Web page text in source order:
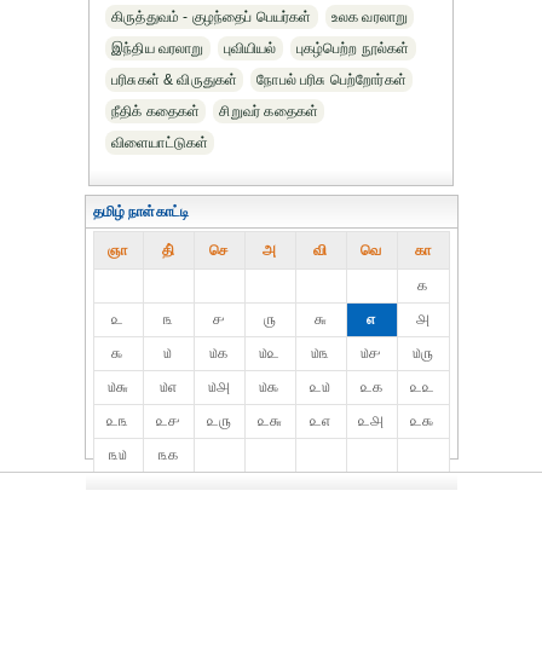
கிருத்துவம் - குழந்தைப் பெயர்கள்
உலக வரலாறு
இந்திய வரலாறு
புவியியல்
புகழ்பெற்ற நூல்கள்
பரிசுகள் & விருதுகள்
நோபல் பரிசு‎ பெற்றோர்‎கள்
நீதிக் கதைகள்
சிறுவர் கதைகள்
விளையாட்டுகள்
தமிழ் நாள்காட்டி
ஞா தி் செ அ வி வெ கா
௧
௨
௩ ௪ ௫ ௬ ௭
௮
௯
௰ ௰௧ ௰௨ ௰௩ ௰௪
௰௫
௰௬
௰௭ ௰௮ ௰௯ ௨௰ ௨௧
௨௨
௨௩
௨௪ ௨௫ ௨௬ ௨௭ ௨௮
௨௯
௩௰
௩௧